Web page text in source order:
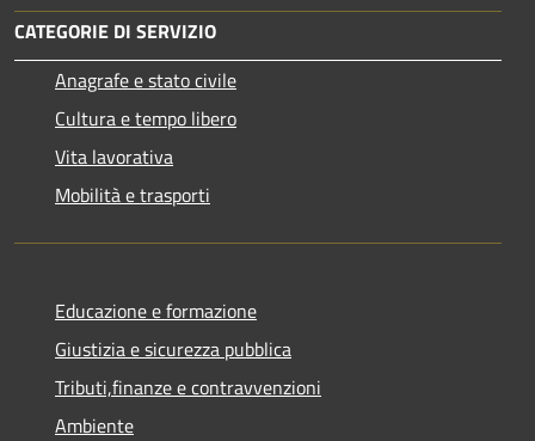
CATEGORIE DI SERVIZIO
Anagrafe e stato civile
Cultura e tempo libero
Vita lavorativa
Mobilità e trasporti
Educazione e formazione
Giustizia e sicurezza pubblica
Tributi,finanze e contravvenzioni
Ambiente